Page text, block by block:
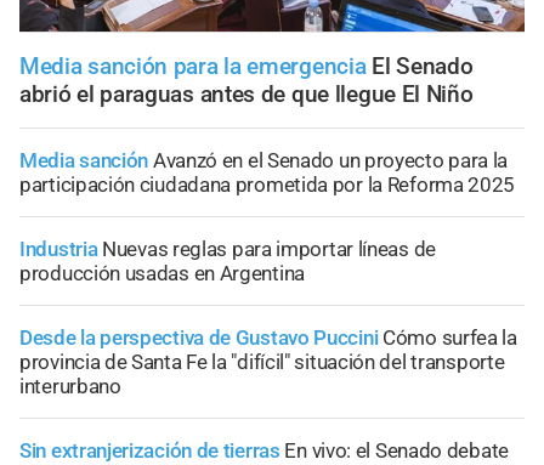
Media sanción para la emergencia El Senado
abrió el paraguas antes de que llegue El Niño
Media sanción Avanzó en el Senado un proyecto para la
participación ciudadana prometida por la Reforma 2025
Industria Nuevas reglas para importar líneas de
producción usadas en Argentina
Desde la perspectiva de Gustavo Puccini Cómo surfea la
provincia de Santa Fe la "difícil" situación del transporte
interurbano
Sin extranjerización de tierras En vivo: el Senado debate